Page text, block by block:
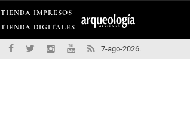
TIENDA IMPRESOS
TIENDA DIGITALES
7-ago-2026.